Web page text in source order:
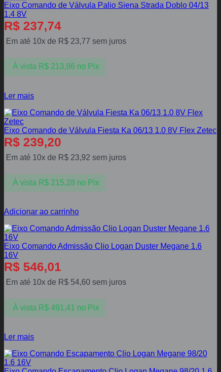
Eixo Comando de Válvula Palio Siena Strada Doblo 04/13
1.4 8V
R$ 237,74
Em até 10x de R$ 23,77 sem juros
À vista R$213,96 no Pix
Ler mais
Eixo Comando de Válvula Fiesta Ka 06/13 1.0 8V Flex Zetec
R$ 239,20
Em até 10x de R$ 23,92 sem juros
À vista R$215,28 no Pix
Adicionar ao carrinho
Eixo Comando Admissão Clio Logan Duster Megane 1.6
16V
R$ 546,01
Em até 10x de R$ 54,60 sem juros
À vista R$491,41 no Pix
Ler mais